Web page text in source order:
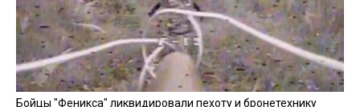
Бойцы "Феникса" ликвидировали пехоту и бронетехнику